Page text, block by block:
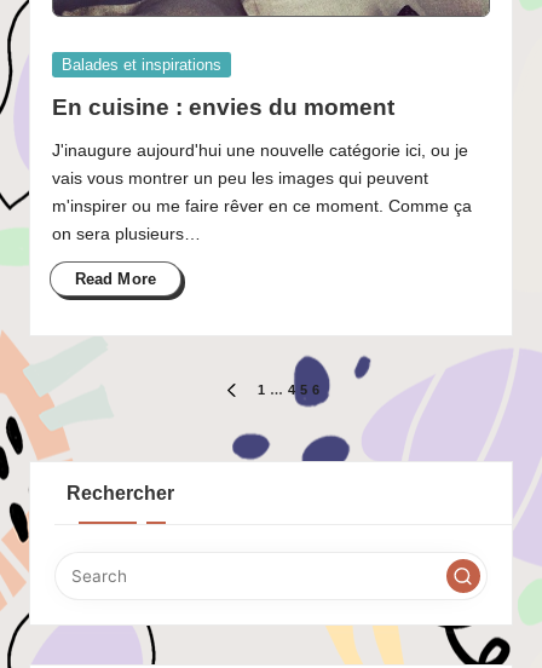
Posted
Balades et inspirations
En cuisine : envies du moment
J'inaugure aujourd'hui une nouvelle catégorie ici, ou je
vais vous montrer un peu les images qui peuvent
m'inspirer ou me faire rêver en ce moment. Comme ça
on sera plusieurs…
Read More
Pagination
des
publications
PREVIOUS
1 … 4 5 6
Rechercher